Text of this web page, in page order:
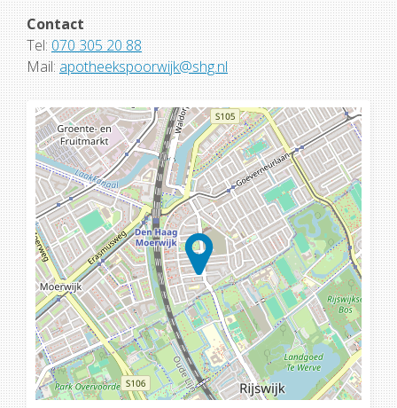
Contact
Tel:070 305 20 88
Mail:apotheekspoorwijk@shg.nl
Loading...